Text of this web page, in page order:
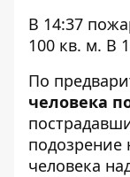
В 14:37
100 кв. м. В
По
человека
подозрение
человека